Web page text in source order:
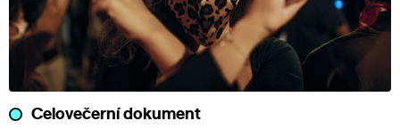
Celovečerní dokument